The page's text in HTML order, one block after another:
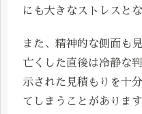
にも大きなストレスとな
また、精神的な側面も
亡くした直後は冷静な
示された見積もりを十
てしまうことがありま